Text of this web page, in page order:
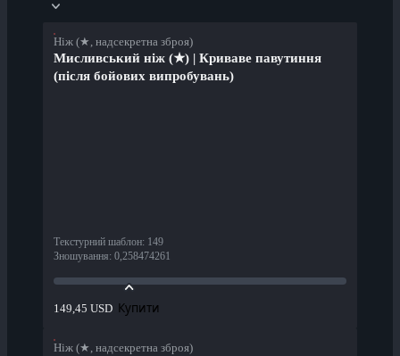
Ніж (★, надсекретна зброя)
Мисливський ніж (★) | Криваве павутиння
(після бойових випробувань)
Текстурний шаблон: 149
Зношування: 0,258474261
149,45 USD Купити
Ніж (★, надсекретна зброя)